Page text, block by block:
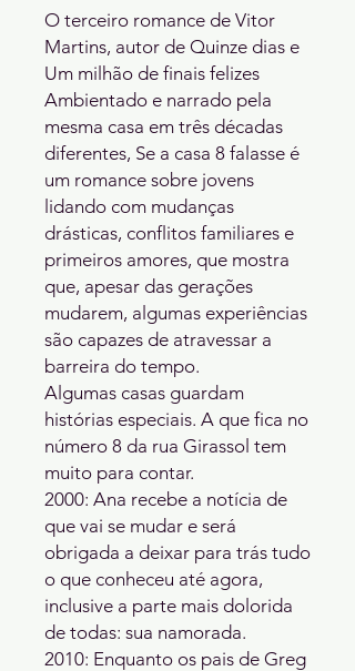
O terceiro romance de Vitor
Martins, autor de Quinze dias e
Um milhão de finais felizes
Ambientado e narrado pela
mesma casa em três décadas
diferentes, Se a casa 8 falasse é
um romance sobre jovens
lidando com mudanças
drásticas, conflitos familiares e
primeiros amores, que mostra
que, apesar das gerações
mudarem, algumas experiências
são capazes de atravessar a
barreira do tempo.
Algumas casas guardam
histórias especiais. A que fica no
número 8 da rua Girassol tem
muito para contar.
2000: Ana recebe a notícia de
que vai se mudar e será
obrigada a deixar para trás tudo
o que conheceu até agora,
inclusive a parte mais dolorida
de todas: sua namorada.
2010: Enquanto os pais de Greg